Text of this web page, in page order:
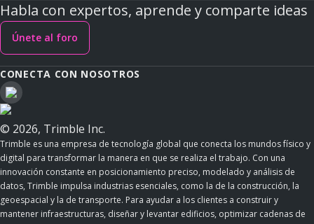
Habla con expertos, aprende y comparte ideas
Únete al foro
CONECTA CON NOSOTROS
© 2026, Trimble Inc.
Trimble es una empresa de tecnología global que conecta los mundos físico y
digital para transformar la manera en que se realiza el trabajo. Con una
innovación constante en posicionamiento preciso, modelado y análisis de
datos, Trimble impulsa industrias esenciales, como la de la construcción, la
geoespacial y la de transporte. Para ayudar a los clientes a construir y
mantener infraestructuras, diseñar y levantar edificios, optimizar cadenas de